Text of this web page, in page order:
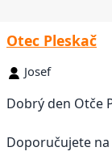
Otec Pleskač
Josef
Dobrý den Otče
Doporučujete